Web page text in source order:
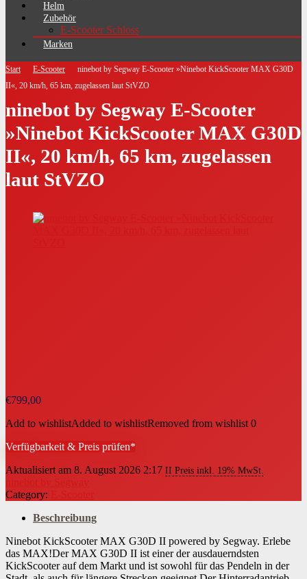
Helm
Zubehör
E-Scooter Schloss
Marken
Start E-Scooter
ninebot by Segway E-Scooter »Ninebot KickScooter MAX G30D
II«, 20 km/h, 65 km, zugelassen laut StVZO
ninebot by Segway E-Scooter
»Ninebot KickScooter MAX G30D
II«, 20 km/h, 65 km, zugelassen
laut StVZO
€799,00
Add to wishlistAdded to wishlistRemoved from wishlist 0
Verfügbarkeit & Preis prüfen*
Aktualisiert am 8. August 2026 2:17 II Preis inkl. 19% MwSt.
Category:
Beschreibung
Ninebot KickScooter MAX G30D II powered by Segway. Erlebe
das MAX!Der MAX G30D II ist einer der ausdauerndsten
KickScooter auf dem Markt und ist sowohl für das Pendeln in der